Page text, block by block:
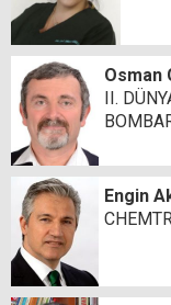
Osman
II.
Engin